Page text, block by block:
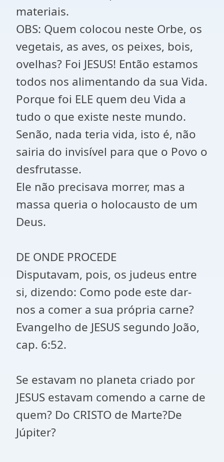
materiais.
OBS: Quem colocou neste Orbe, os
vegetais, as aves, os peixes, bois,
ovelhas? Foi JESUS! Então estamos
todos nos alimentando da sua Vida.
Porque foi ELE quem deu Vida a
tudo o que existe neste mundo.
Senão, nada teria vida, isto é, não
sairia do invisível para que o Povo o
desfrutasse.
Ele não precisava morrer, mas a
massa queria o holocausto de um
Deus.
DE ONDE PROCEDE
Disputavam, pois, os judeus entre
si, dizendo: Como pode este dar-
nos a comer a sua própria carne?
Evangelho de JESUS segundo João,
cap. 6:52.
Se estavam no planeta criado por
JESUS estavam comendo a carne de
quem? Do CRISTO de Marte?De
Júpiter?